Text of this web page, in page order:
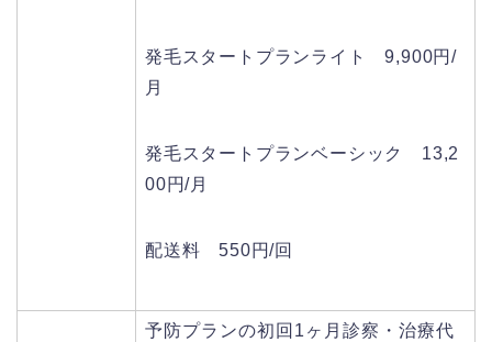
発毛スタートプランライト 9,900円/
月
発毛スタートプランベーシック 13,2
00円/月
配送料 550円/回
予防プランの初回1ヶ月診察・治療代